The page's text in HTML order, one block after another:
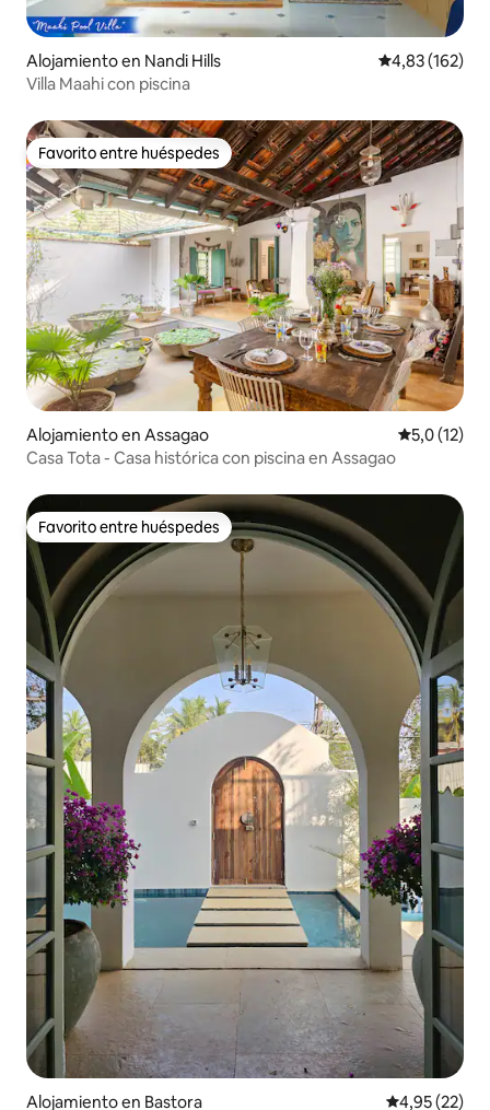
Alojamiento en Nandi Hills Calificación
4,83 (162)
Villa Maahi con piscina
Favorito entre huéspedes
Favorito entre huéspedes
Alojamiento en Assagao Calificación
5,0 (12)
Casa Tota - Casa histórica con piscina en Assagao
Favorito entre huéspedes
Favorito entre huéspedes
Alojamiento en Bastora Calificación
4,95 (22)